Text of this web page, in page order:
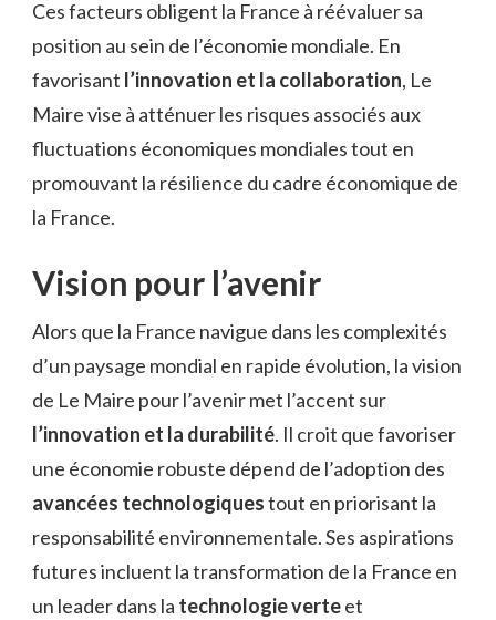
Ces facteurs obligent la France à réévaluer sa
position au sein de l’économie mondiale. En
favorisant l’innovation et la collaboration, Le
Maire vise à atténuer les risques associés aux
fluctuations économiques mondiales tout en
promouvant la résilience du cadre économique de
la France.
Vision pour l’avenir
Alors que la France navigue dans les complexités
d’un paysage mondial en rapide évolution, la vision
de Le Maire pour l’avenir met l’accent sur
l’innovation et la durabilité. Il croit que favoriser
une économie robuste dépend de l’adoption des
avancées technologiquestout en priorisant la
responsabilité environnementale. Ses aspirations
futures incluent la transformation de la France en
un leader dans la technologie verteet